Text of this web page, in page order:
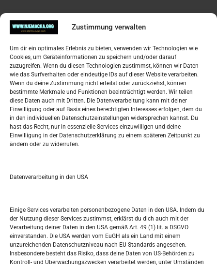
Zustimmung verwalten
Um dir ein optimales Erlebnis zu bieten, verwenden wir Technologien wie
Cookies, um Geräteinformationen zu speichern und/oder darauf
zuzugreifen. Wenn du diesen Technologien zustimmst, können wir Daten
wie das Surfverhalten oder eindeutige IDs auf dieser Website verarbeiten.
Wenn du deine Zustimmung nicht erteilst oder zurückziehst, können
bestimmte Merkmale und Funktionen beeinträchtigt werden. Wir teilen
diese Daten auch mit Dritten. Die Datenverarbeitung kann mit deiner
Einwilligung oder auf Basis eines berechtigten Interesses erfolgen, dem du
in den individuellen Datenschutzeinstellungen widersprechen kannst. Du
hast das Recht, nur in essenzielle Services einzuwilligen und deine
Einwilligung in der Datenschutzerklärung zu einem späteren Zeitpunkt zu
ändern oder zu widerrufen.
Datenverarbeitung in den USA
Einige Services verarbeiten personenbezogene Daten in den USA. Indem du
der Nutzung dieser Services zustimmst, erklärst du dich auch mit der
Verarbeitung deiner Daten in den USA gemäß Art. 49 (1) lit. a DSGVO
einverstanden. Die USA werden vom EuGH als ein Land mit einem
unzureichenden Datenschutzniveau nach EU-Standards angesehen.
Insbesondere besteht das Risiko, dass deine Daten von US-Behörden zu
Kontroll- und Überwachungszwecken verarbeitet werden, unter Umständen
Pregled
Datenschutzerklärung
Widerufsbelehrung
Oglašavanje / Postavite svoj oglas
Tko je “Idemo u Svijet – Njemačka?
Pretražite stranicu:
S
SEPTEMBER 2017
M D M D F S
1 2
4 5 6 7 8 9 10